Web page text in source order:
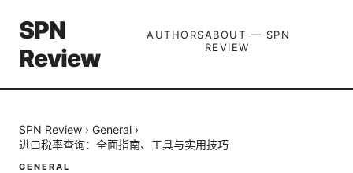
SPN
Review
AUTHORSABOUT — SPN
REVIEW
SPN Review › General ›
进口税率查询：全面指南、工具与实用技巧
GENERAL